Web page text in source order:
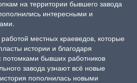
на территории бывшего завода
интересными и
местных краеведов, которые
истории и благодаря
потомками бывших работников
завода узнают всё новые
пополнилась новыми